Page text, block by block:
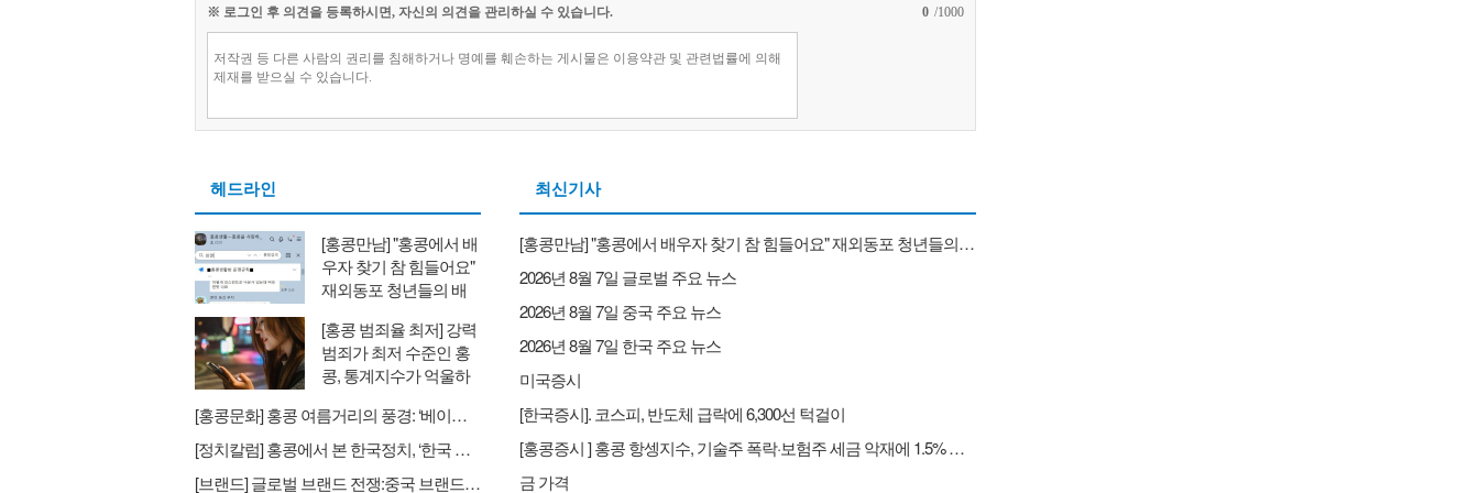
※ 로그인 후 의견을 등록하시면, 자신의 의견을 관리하실 수 있습니다. 0 /1000
헤드라인
[홍콩만남] "홍콩에서 배
우자 찾기 참 힘들어요"
재외동포 청년들의 배
안
[홍콩 범죄율 최저] 강력
범죄가 최저 수준인 홍
콩, 통계지수가 억울하
[홍콩문화] 홍콩 여름거리의 풍경: ‘베이징 비키니’
[정치칼럼] 홍콩에서 본 한국정치, ‘한국 정치인들의 싸움이 날마다 헤드라인’
[브랜드] 글로벌 브랜드 전쟁:중국 브랜드의 습격 스타벅스→럭킨커피
최신기사
[홍콩만남] "홍콩에서 배우자 찾기 참 힘들어요" 재외동포 청년들의 배우자 찾기와 새로운 대안
2026년 8월 7일 글로벌 주요 뉴스
2026년 8월 7일 중국 주요 뉴스
2026년 8월 7일 한국 주요 뉴스
미국증시
[한국증시]. 코스피, 반도체 급락에 6,300선 턱걸이
[홍콩증시 ] 홍콩 항셍지수, 기술주 폭락·보험주 세금 악재에 1.5% 하락
금 가격